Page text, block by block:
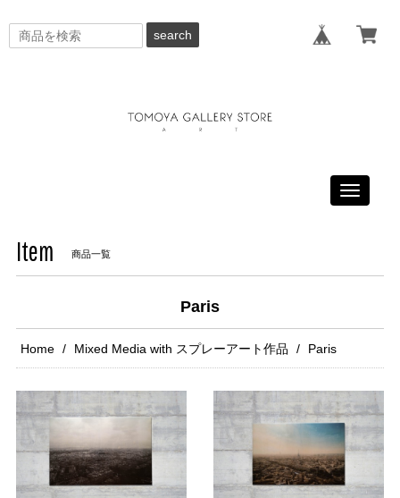
search
Toggle
Item 商品一覧
Paris
Home Mixed Media with スプレーアート作品 Paris